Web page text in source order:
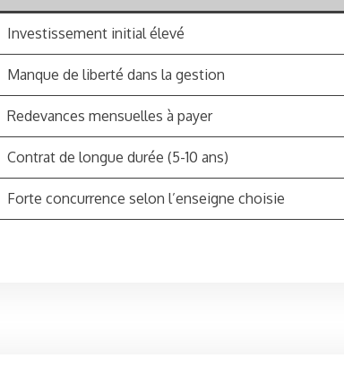
Investissement initial élevé
Manque de liberté dans la gestion
Redevances mensuelles à payer
Contrat de longue durée (5-10 ans)
Forte concurrence selon l’enseigne choisie